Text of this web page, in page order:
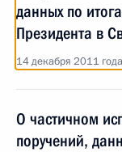
данных по
Президента в
14 декабря 2011
О частичном
поручений,